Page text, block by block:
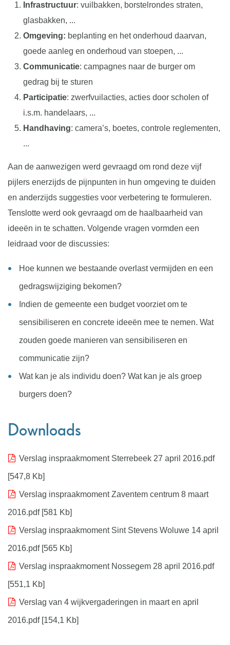
Infrastructuur: vuilbakken, borstelrondes straten,
glasbakken, ...
Omgeving: beplanting en het onderhoud daarvan,
goede aanleg en onderhoud van stoepen, ...
Communicatie: campagnes naar de burger om
gedrag bij te sturen
Participatie: zwerfvuilacties, acties door scholen of
i.s.m. handelaars, ...
Handhaving: camera’s, boetes, controle reglementen,
...
Aan de aanwezigen werd gevraagd om rond deze vijf
pijlers enerzijds de pijnpunten in hun omgeving te duiden
en anderzijds suggesties voor verbetering te formuleren.
Tenslotte werd ook gevraagd om de haalbaarheid van
ideeën in te schatten. Volgende vragen vormden een
leidraad voor de discussies:
Hoe kunnen we bestaande overlast vermijden en een
gedragswijziging bekomen?
Indien de gemeente een budget voorziet om te
sensibiliseren en concrete ideeën mee te nemen. Wat
zouden goede manieren van sensibiliseren en
communicatie zijn?
Wat kan je als individu doen? Wat kan je als groep
burgers doen?
Downloads
Verslag inspraakmoment Sterrebeek 27 april 2016.pdf
547,8 Kb
Verslag inspraakmoment Zaventem centrum 8 maart
2016.pdf 581 Kb
Verslag inspraakmoment Sint Stevens Woluwe 14 april
2016.pdf 565 Kb
Verslag inspraakmoment Nossegem 28 april 2016.pdf
551,1 Kb
Verslag van 4 wijkvergaderingen in maart en april
2016.pdf 154,1 Kb